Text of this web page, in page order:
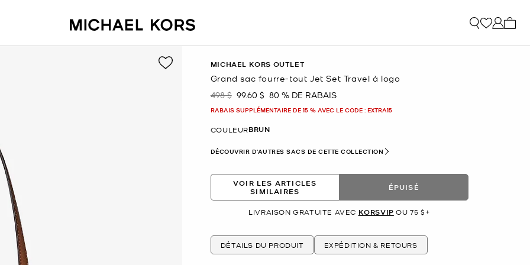
MICHAEL KORS OUTLET
Grand sac fourre-tout Jet Set Travel à logo
était
498 $ maintenant
99.60 $ 80 % DE RABAIS
RABAIS SUPPLÉMENTAIRE DE 15 % AVEC LE CODE : EXTRA15
COULEURBRUN
DÉCOUVRIR D'AUTRES SACS DE CETTE COLLECTION
VOIR LES ARTICLES
SIMILAIRES
ÉPUISÉ
LIVRAISON GRATUITE AVEC KORSVIP OU 75 $+
DÉTAILS DU PRODUIT EXPÉDITION & RETOURS